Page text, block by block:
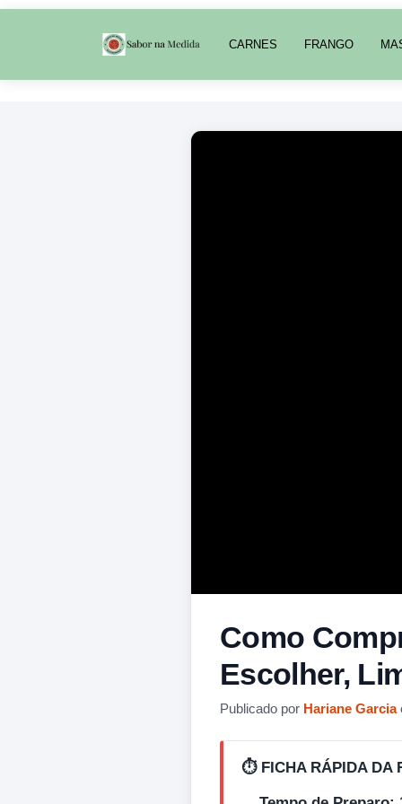
CARNES FRANGO
Como
Escolher,
Publicado por Hariane Garcia
⏱️ FICHA RÁPIDA DA